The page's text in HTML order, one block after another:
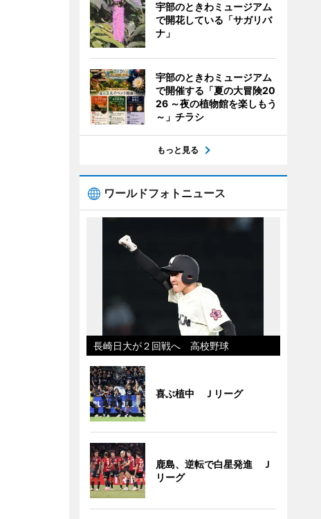
宇部のときわミュージアム
で開花している「サガリバ
ナ」
宇部のときわミュージアム
で開催する「夏の大冒険20
26 ～夜の植物館を楽しもう
～」チラシ
もっと見る
ワールドフォトニュース
長崎日大が２回戦へ 高校野球
喜ぶ植中 Ｊリーグ
鹿島、逆転で白星発進 Ｊ
リーグ